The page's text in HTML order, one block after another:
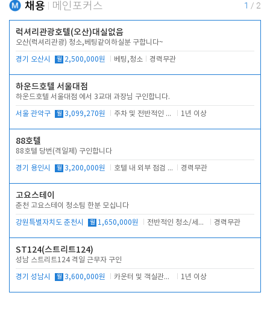
채용 메인포커스 1 / 2
럭셔리관광호텔(오산)대실없음
오산(럭셔리관광) 청소,베팅같이하실분 구합니다~
경기 오산시 월 2,500,000원 베팅,청소 경력무관
하운드호텔 서울대점
하운드호텔 서울대점 에서 3교대 과장님 구인합니다.
서울 관악구 월 3,099,270원 주차 및 전반적인 당번업무 1년 이상
88호텔
88호텔 당번(격일제) 구인합니다
경기 용인시 월 3,200,000원 호텔 내 외부 점검 및 프런트 운영 경력무관
고요스테이
춘천 고요스테이 청소팀 한분 모십니다
강원특별자치도 춘천시 월 1,650,000원 전반적인 청소/세탁업무 경력무관
ST124(스트리트124)
성남 스트리트124 격일 근무자 구인
경기 성남시 월 3,600,000원 카운터 및 객실관리 전반 1년 이상